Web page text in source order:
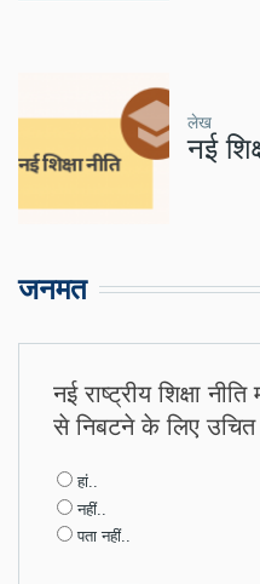
लेख
नई
जनमत
नई राष्ट्रीय शिक्षा
से निबटने के लिए उचित
Choices
हां..
नहीं..
पता नहीं..